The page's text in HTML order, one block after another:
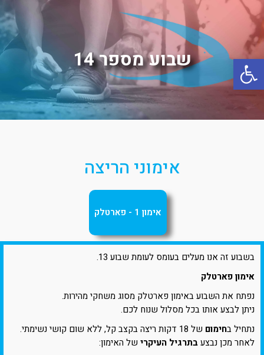
פתח סרגל נגישות שבוע מספר 14
אימוני הריצה
אימון 1 - פארטלק
בשבוע זה אנו מעלים בעומס לעומת שבוע 13.
אימון פארטלק
נפתח את השבוע באימון פארטלק מסוג משחקי מהירות.
ניתן לבצע אותו בכל מסלול שנוח לכם.
נתחיל בחימום של 18 דקות ריצה בקצב קל, ללא שום קושי נשימתי.
לאחר מכן נבצעבתרגיל העיקרי של האימון: